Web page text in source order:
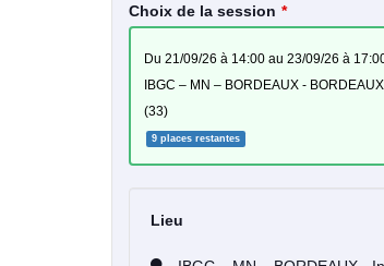
Choix de la session
du 21/09/26 à 14:00 au 23/09/26 à 17:00 -
IBGC – MN – BORDEAUX - BORDEAUX
(33)
9 places restantes
Lieu